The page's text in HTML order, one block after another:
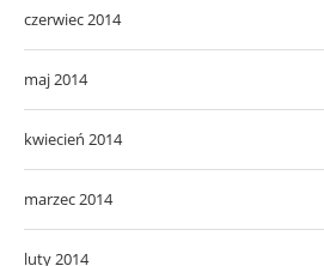
czerwiec 2014
maj 2014
kwiecień 2014
marzec 2014
luty 2014